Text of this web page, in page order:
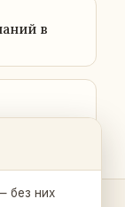
в
без них